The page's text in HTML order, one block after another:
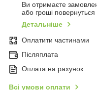
Ви отримаєте
або гроші
Детальніше
Оплатити частинами
Післяплата
Оплата на рахунок
Всі умови оплати